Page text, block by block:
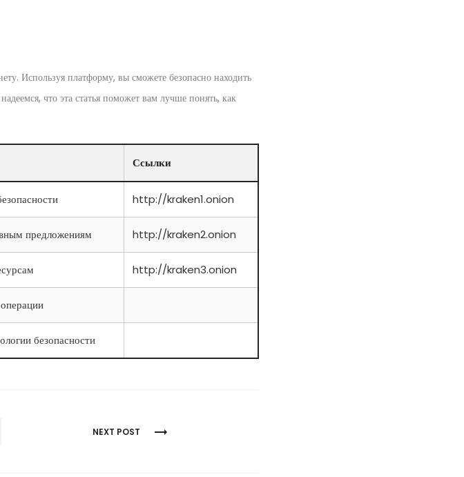
Используя платформу, вы сможете безопасно находить
что эта статья поможет вам лучше понять, как
Ссылки
http://kraken1.onion
предложениям http://kraken2.onion
http://kraken3.onion
безопасности
NEXT POST